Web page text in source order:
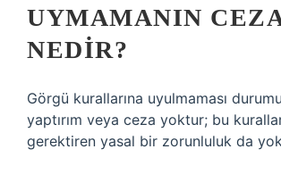
UYMAMANIN
NEDIR?
Görgü kurallarına uyulmaması
yaptırım veya ceza yoktur; bu
gerektiren yasal bir zorunluluk da